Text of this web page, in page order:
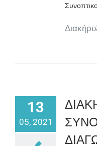
13
05, 2021